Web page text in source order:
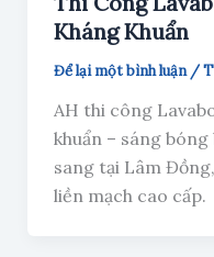
Kháng Khuẩn
Để lại một bình luận /
AH thi công
khuẩn – sáng
sang tại Lâm
liền mạch cao cấp.